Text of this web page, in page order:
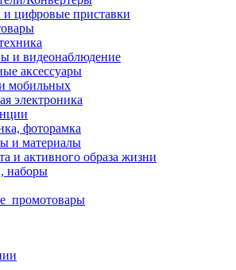
цифровые приставки
и видеонаблюдение
аксессуары
мобильных
электроника
фоторамка
и материалы
и активного образа жизни
наборы